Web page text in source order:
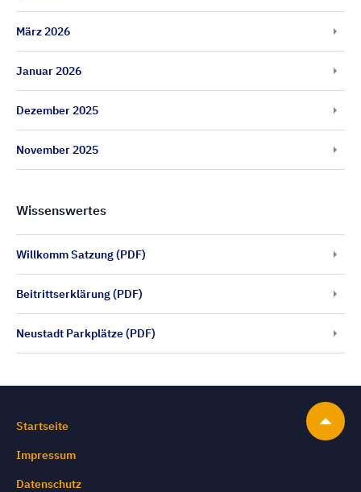
März 2026
Januar 2026
Dezember 2025
November 2025
Wissenswertes
Willkomm Satzung (PDF)
Beitrittserklärung (PDF)
Neustadt Parkplätze (PDF)
Startseite
Impressum
Datenschutz